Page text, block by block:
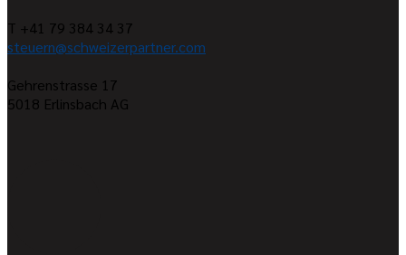
T +41 79 384 34 37
steuern@schweizerpartner.com
Gehrenstrasse 17
5018 Erlinsbach AG